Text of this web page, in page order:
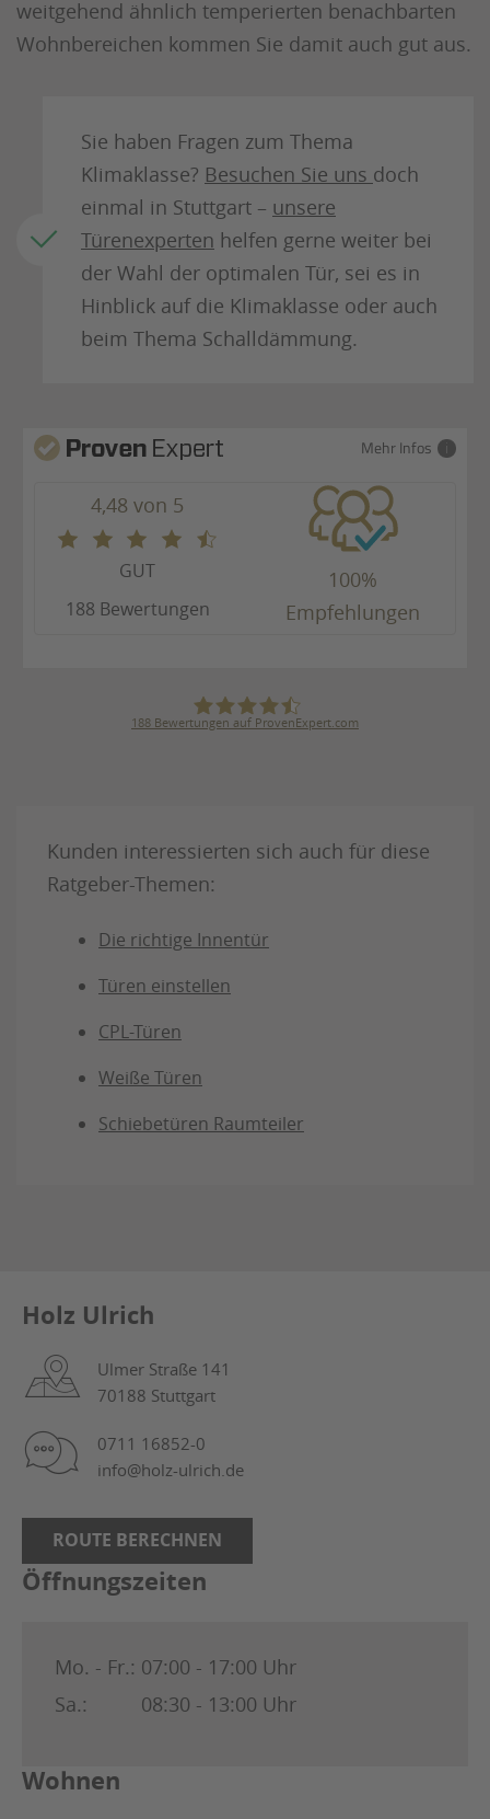
weitgehend ähnlich temperierten benachbarten
Wohnbereichen kommen Sie damit auch gut aus.
Sie haben Fragen zum Thema
Klimaklasse? Besuchen Sie uns doch
einmal in Stuttgart – unsere
Türenexperten helfen gerne weiter bei
der Wahl der optimalen Tür, sei es in
Hinblick auf die Klimaklasse oder auch
beim Thema Schalldämmung.
Mehr Infos
4,48 von 5
GUT
188 Bewertungen
100%
Empfehlungen
188 Bewertungen auf ProvenExpert.com
Kunden interessierten sich auch für diese
Ratgeber-Themen:
Die richtige Innentür
Türen einstellen
CPL-Türen
Weiße Türen
Schiebetüren Raumteiler
Holz Ulrich
Ulmer Straße 141
70188 Stuttgart
0711 16852-0
info@holz-ulrich.de
ROUTE BERECHNEN
Öffnungszeiten
Mo. - Fr.: 07:00 - 17:00 Uhr
Sa.:
08:30 - 13:00 Uhr
Wohnen